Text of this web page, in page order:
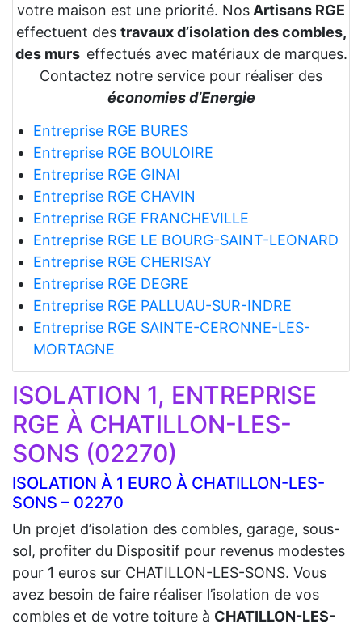
votre maison est une priorité. Nos Artisans RGE
effectuent des travaux d’isolation des combles,
des murs effectués avec matériaux de marques.
Contactez notre service pour réaliser des
économies d’Energie
Entreprise RGE BURES
Entreprise RGE BOULOIRE
Entreprise RGE GINAI
Entreprise RGE CHAVIN
Entreprise RGE FRANCHEVILLE
Entreprise RGE LE BOURG-SAINT-LEONARD
Entreprise RGE CHERISAY
Entreprise RGE DEGRE
Entreprise RGE PALLUAU-SUR-INDRE
Entreprise RGE SAINTE-CERONNE-LES-
MORTAGNE
ISOLATION 1, ENTREPRISE
RGE À CHATILLON-LES-
SONS (02270)
ISOLATION À 1 EURO À CHATILLON-LES-
SONS – 02270
Un projet d’isolation des combles, garage, sous-
sol, profiter du Dispositif pour revenus modestes
pour 1 euros sur CHATILLON-LES-SONS. Vous
avez besoin de faire réaliser l’isolation de vos
combles et de votre toiture à CHATILLON-LES-